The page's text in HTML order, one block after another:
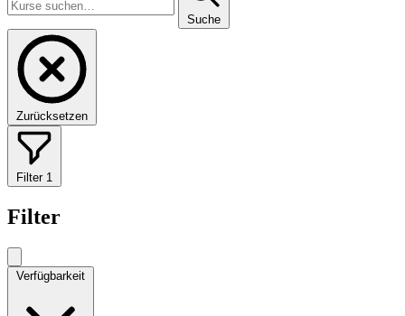
Suche
Zurücksetzen
Filter 1
Filter
Verfügbarkeit